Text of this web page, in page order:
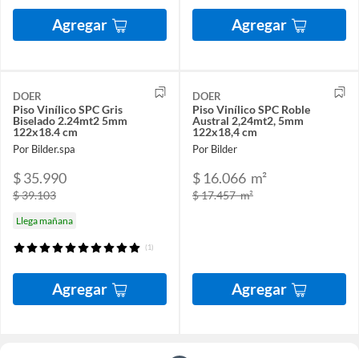
Agregar Agregar
DOER
Piso Vinílico SPC Gris
Biselado 2.24mt2 5mm
122x18.4 cm
Por Bilder.spa
$ 35.990
$ 39.103
Llega mañana
(1)
Agregar
DOER
Piso Vinílico SPC Roble
Austral 2,24mt2, 5mm
122x18,4 cm
Por Bilder
$ 16.066 m²
$ 17.457m²
Agregar